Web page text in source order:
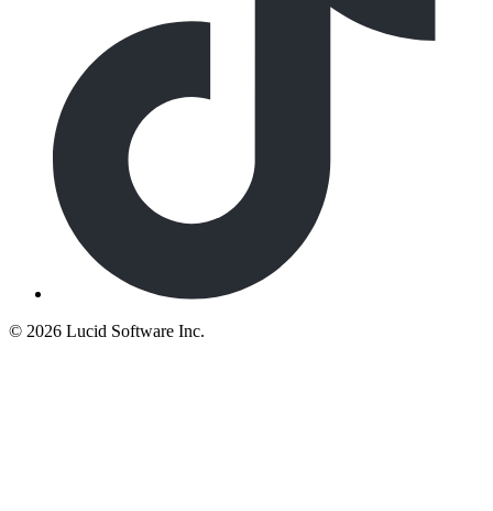
© 2026 Lucid Software Inc.